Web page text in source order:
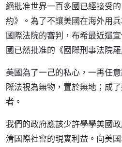
絕批准世界一百多國已經接受
約》。為了不讓美國在海外用
國際法院的審判，布希最近還
國已然批准的《國際刑事法院羅
美國為了一己的私心，一再任
際法視為無物，置於無地；成
者。
我們的政府應該少許學學美國
清國際社會的現實利益。向美